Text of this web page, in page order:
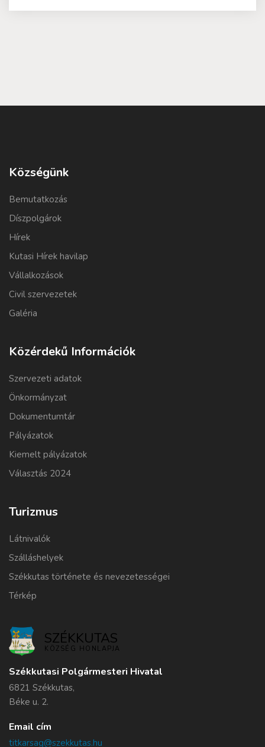
Községünk
Bemutatkozás
Díszpolgárok
Hírek
Kutasi Hírek havilap
Vállalkozások
Civil szervezetek
Galéria
Közérdekű Információk
Szervezeti adatok
Önkormányzat
Dokumentumtár
Pályázatok
Kiemelt pályázatok
Választás 2024
Turizmus
Látnivalók
Szálláshelyek
Székkutas története és nevezetességei
Térkép
SZÉKKUTAS
KÖZSÉG HONLAPJA
Székkutasi Polgármesteri Hivatal
6821 Székkutas,
Béke u. 2.
Email cím
titkarsag@szekkutas.hu